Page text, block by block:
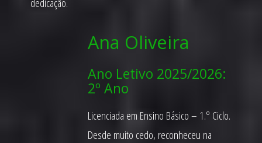
Ana Oliveira
Ano Letivo 2025/2026:
2º Ano
Licenciada em Ensino Básico – 1.º Ciclo.
Desde muito cedo, reconheceu na